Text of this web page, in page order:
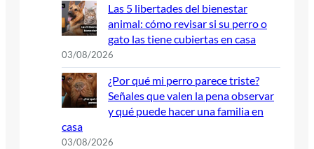
Las 5 libertades del bienestar
animal: cómo revisar si su perro o
gato las tiene cubiertas en casa
03/08/2026
¿Por qué mi perro parece triste?
Señales que valen la pena observar
y qué puede hacer una familia en
casa
03/08/2026